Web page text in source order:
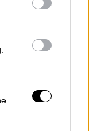
Διεθνής
οποίας ο
τους